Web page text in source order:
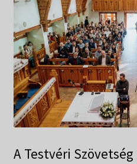
A Testvéri Szövetség